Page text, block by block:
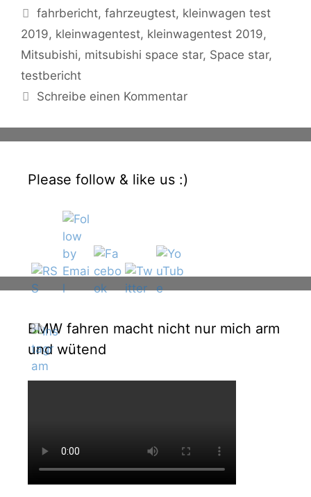
Schlagwörter
fahrbericht,fahrzeugtest, kleinwagen test
2019, kleinwagentest, kleinwagentest 2019,
Mitsubishi, mitsubishi space star, Space star,
testbericht
Schreibe einen Kommentar
Please follow & like us :)
BMW fahren macht nicht nur mich arm
und wütend